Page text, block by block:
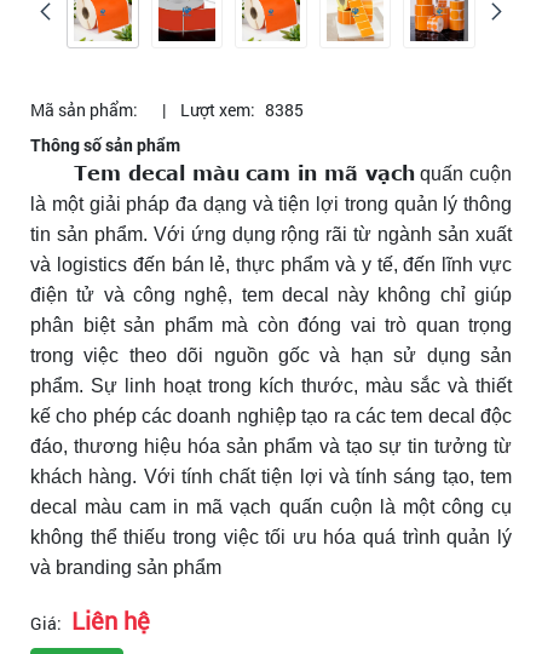
Mã sản phẩm: | Lượt xem: 8385
Thông số sản phẩm
Tem decal màu cam in mã vạchquấn cuộn
là một giải pháp đa dạng và tiện lợi trong quản lý thông
tin sản phẩm. Với ứng dụng rộng rãi từ ngành sản xuất
và logistics đến bán lẻ, thực phẩm và y tế, đến lĩnh vực
điện tử và công nghệ, tem decal này không chỉ giúp
phân biệt sản phẩm mà còn đóng vai trò quan trọng
trong việc theo dõi nguồn gốc và hạn sử dụng sản
phẩm. Sự linh hoạt trong kích thước, màu sắc và thiết
kế cho phép các doanh nghiệp tạo ra các tem decal độc
đáo, thương hiệu hóa sản phẩm và tạo sự tin tưởng từ
khách hàng. Với tính chất tiện lợi và tính sáng tạo, tem
decal màu cam in mã vạch quấn cuộn là một công cụ
không thể thiếu trong việc tối ưu hóa quá trình quản lý
và branding sản phẩm
Giá: Liên hệ